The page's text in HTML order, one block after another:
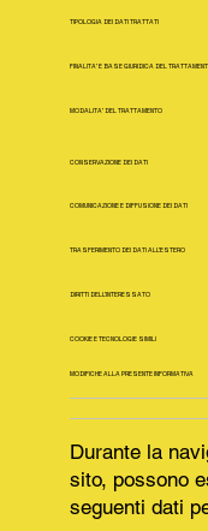
TIPOLOGIA DEI DATI TRATTATI
Durante la
sito, possono
seguenti dati
FINALITA' E BASE GIURIDICA DEL
MODALITA' DEL TRATTAMENTO
CONSERVAZIONE DEI DATI
COMUNICAZIONE E DIFFUSIONE DEI DATI
TRASFERIMENTO DEI DATI ALL'ESTERO
DIRITTI DELL'INTERESSATO
COOKIE E TECNOLOGIE SIMILI
MODIFICHE ALLA PRESENTE INFORMATIVA